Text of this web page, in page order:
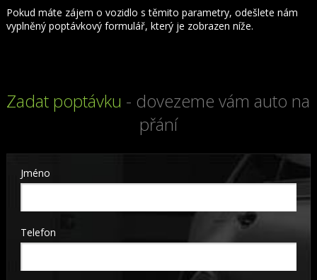
Pokud máte zájem o vozidlo s těmito parametry, odešlete nám
vyplněný poptávkový formulář, který je zobrazen níže.
Zadat poptávku - dovezeme vám auto na
přání
Jméno
Telefon